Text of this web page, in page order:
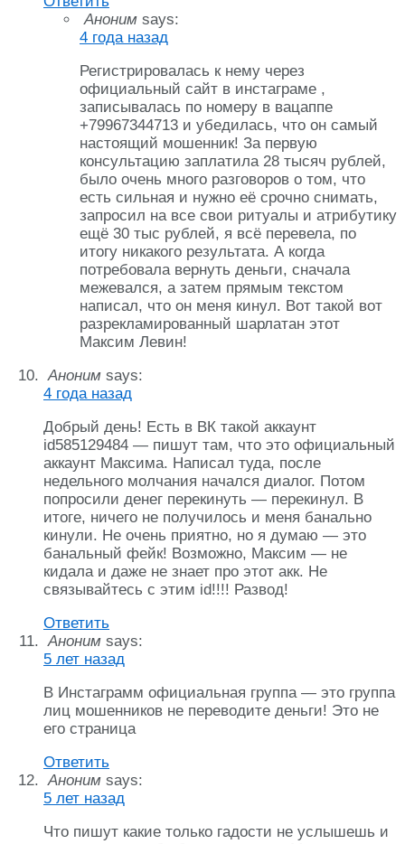
Аноним says:
4 года назад
Регистрировалась к нему через
официальный сайт в инстаграме ,
записывалась по номеру в вацаппе
+79967344713 и убедилась, что он самый
настоящий мошенник! За первую
консультацию заплатила 28 тысяч рублей,
было очень много разговоров о том, что
есть сильная и нужно её срочно снимать,
запросил на все свои ритуалы и атрибутику
ещё 30 тыс рублей, я всё перевела, по
итогу никакого результата. А когда
потребовала вернуть деньги, сначала
межевался, а затем прямым текстом
написал, что он меня кинул. Вот такой вот
разрекламированный шарлатан этот
Максим Левин!
Аноним says:
4 года назад
Добрый день! Есть в ВК такой аккаунт
id585129484 — пишут там, что это официальный
аккаунт Максима. Написал туда, после
недельного молчания начался диалог. Потом
попросили денег перекинуть — перекинул. В
итоге, ничего не получилось и меня банально
кинули. Не очень приятно, но я думаю — это
банальный фейк! Возможно, Максим — не
кидала и даже не знает про этот акк. Не
связывайтесь с этим id!!!! Развод!
Ответить
Аноним says:
5 лет назад
В Инстаграмм официальная группа — это группа
лиц мошенников не переводите деньги! Это не
его страница
Ответить
Аноним says:
5 лет назад
Что пишут какие только гадости не услышешь и